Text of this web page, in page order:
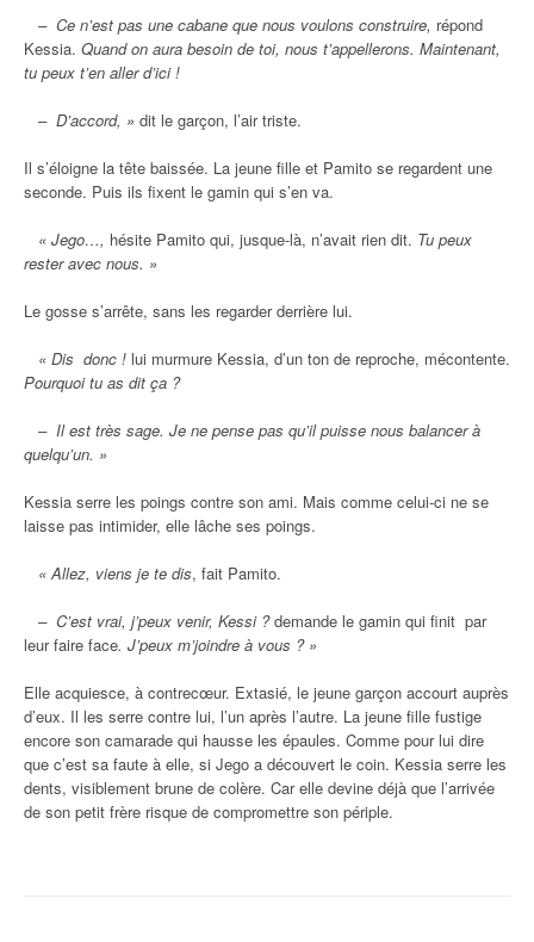
– Ce n’est pas une cabane que nous voulons construire, répond
Kessia. Quand on aura besoin de toi, nous t’appellerons. Maintenant,
tu peux t’en aller d’ici !
– D’accord, » dit le garçon, l’air triste.
Il s’éloigne la tête baissée. La jeune fille et Pamito se regardent une
seconde. Puis ils fixent le gamin qui s’en va.
« Jego…, hésite Pamito qui, jusque-là, n’avait rien dit. Tu peux
rester avec nous. »
Le gosse s’arrête, sans les regarder derrière lui.
« Dis donc ! lui murmure Kessia, d’un ton de reproche, mécontente.
Pourquoi tu as dit ça ?
– Il est très sage. Je ne pense pas qu’il puisse nous balancer à
quelqu’un. »
Kessia serre les poings contre son ami. Mais comme celui-ci ne se
laisse pas intimider, elle lâche ses poings.
« Allez, viens je te dis, fait Pamito.
– C’est vrai, j’peux venir, Kessi ?demande le gamin qui finit par
leur faire face. J’peux m’joindre à vous ? »
Elle acquiesce, à contrecœur. Extasié, le jeune garçon accourt auprès
d’eux. Il les serre contre lui, l’un après l’autre. La jeune fille fustige
encore son camarade qui hausse les épaules. Comme pour lui dire
que c’est sa faute à elle, si Jego a découvert le coin. Kessia serre les
dents, visiblement brune de colère. Car elle devine déjà que l’arrivée
de son petit frère risque de compromettre son périple.